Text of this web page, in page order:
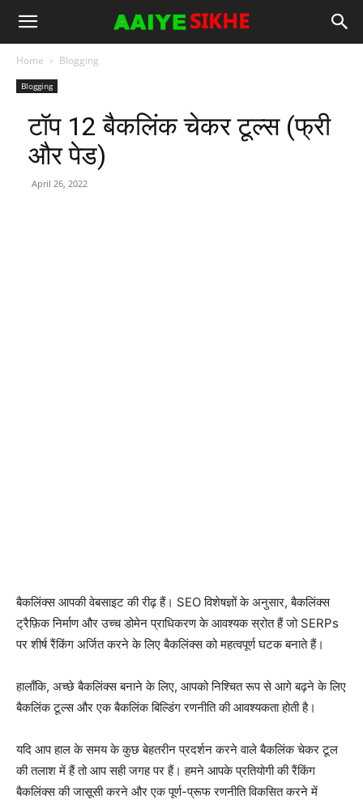
Home Blogging
Blogging
टॉप 12 बैकलिंक चेकर टूल्स (फ्री
और पेड)
April 26, 2022
बैकलिंक्स आपकी वेबसाइट की रीढ़ हैं। SEO विशेषज्ञों के अनुसार, बैकलिंक्स
ट्रैफ़िक निर्माण और उच्च डोमेन प्राधिकरण के आवश्यक स्रोत हैं जो SERPs
पर शीर्ष रैंकिंग अर्जित करने के लिए बैकलिंक्स को महत्वपूर्ण घटक बनाते हैं।
हालाँकि, अच्छे बैकलिंक्स बनाने के लिए, आपको निश्चित रूप से आगे बढ़ने के लिए
बैकलिंक टूल्स और एक बैकलिंक बिल्डिंग रणनीति की आवश्यकता होती है।
यदि आप हाल के समय के कुछ बेहतरीन प्रदर्शन करने वाले बैकलिंक चेकर टूल
की तलाश में हैं तो आप सही जगह पर हैं। हमने आपके प्रतियोगी की रैंकिंग
बैकलिंक्स की जासूसी करने और एक पूर्ण-प्रूफ रणनीति विकसित करने में